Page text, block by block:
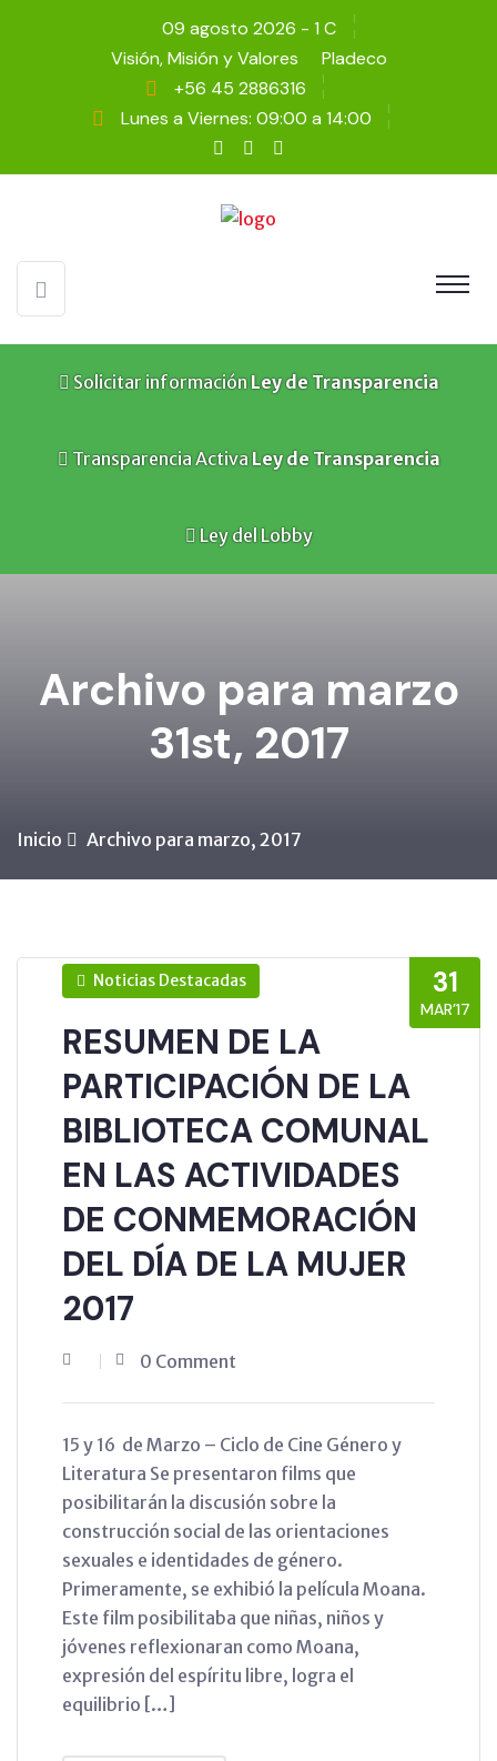
09 agosto 2026 - 1 C
Visión, Misión y Valores
Pladeco
+56 45 2886316
Lunes a Viernes: 09:00 a 14:00
Solicitar informaciónLey de Transparencia
Transparencia ActivaLey de Transparencia
Ley del Lobby
Archivo para marzo
31st, 2017
Inicio Archivo para marzo, 2017
31
MAR’17
Noticias Destacadas
RESUMEN DE LA
PARTICIPACIÓN DE LA
BIBLIOTECA COMUNAL
EN LAS ACTIVIDADES
DE CONMEMORACIÓN
DEL DÍA DE LA MUJER
2017
0 Comment
15 y 16 de Marzo – Ciclo de Cine Género y
Literatura Se presentaron films que
posibilitarán la discusión sobre la
construcción social de las orientaciones
sexuales e identidades de género.
Primeramente, se exhibió la película Moana.
Este film posibilitaba que niñas, niños y
jóvenes reflexionaran como Moana,
expresión del espíritu libre, logra el
equilibrio […]